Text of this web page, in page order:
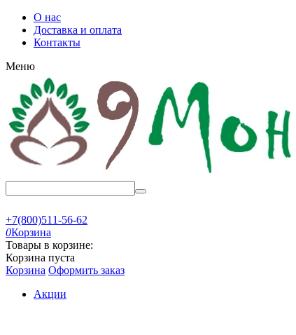
О нас
Доставка и оплата
Контакты
Меню
+7(800)511-56-62
0Корзина
Товары в корзине:
Корзина пуста
Корзина Оформить заказ
Акции